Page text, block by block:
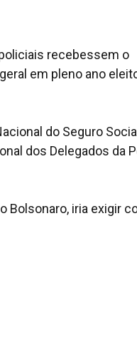
recebessem o
em pleno ano
do Seguro Social
dos Delegados da
Bolsonaro, iria exigir